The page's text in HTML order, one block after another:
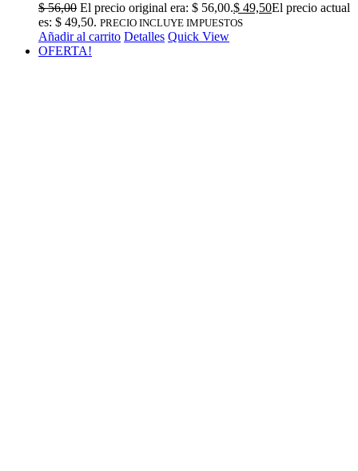
$56,00 El precio original era: $ 56,00.$ 49,50El precio actual
es: $ 49,50. PRECIO INCLUYE IMPUESTOS
Añadir al carrito Detalles Quick View
OFERTA!